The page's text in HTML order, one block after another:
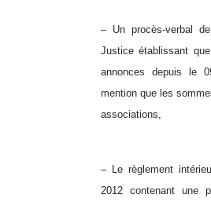
– Un procès-verbal
Justice établissant
annonces depuis le
mention que les
associations,
– Le règlement
2012 contenant une